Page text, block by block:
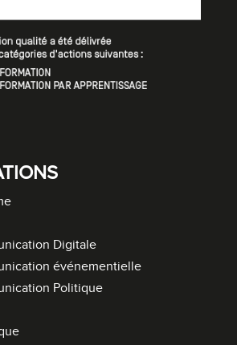
Digitale
événementielle
Politique